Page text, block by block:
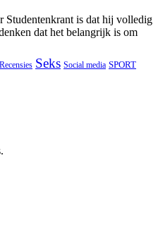
Studentenkrant is dat hij volledig
dat het belangrijk is om
Recensies Seks Social media SPORT